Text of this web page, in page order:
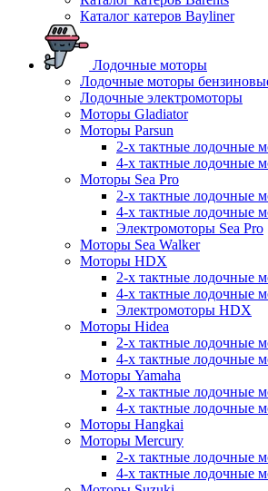
Каталог катеров Bayliner
Лодочные моторы
Лодочные моторы
Лодочные электромоторы
Моторы Gladiator
Моторы Parsun
2-х тактные лодочные
4-х тактные лодочные
Моторы Sea Pro
2-х тактные лодочные
4-х тактные лодочные
Электромоторы Sea Pro
Моторы Sea Walker
Моторы HDX
2-х тактные лодочные
4-х тактные лодочные
Электромоторы HDX
Моторы Hidea
2-х тактные лодочные
4-х тактные лодочные
Моторы Yamaha
2-х тактные лодочные
4-х тактные лодочные
Моторы Hangkai
Моторы Mercury
2-х тактные лодочные
4-х тактные лодочные